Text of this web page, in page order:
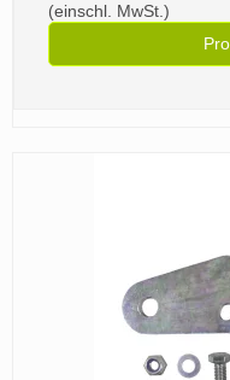
(einschl. MwSt.)